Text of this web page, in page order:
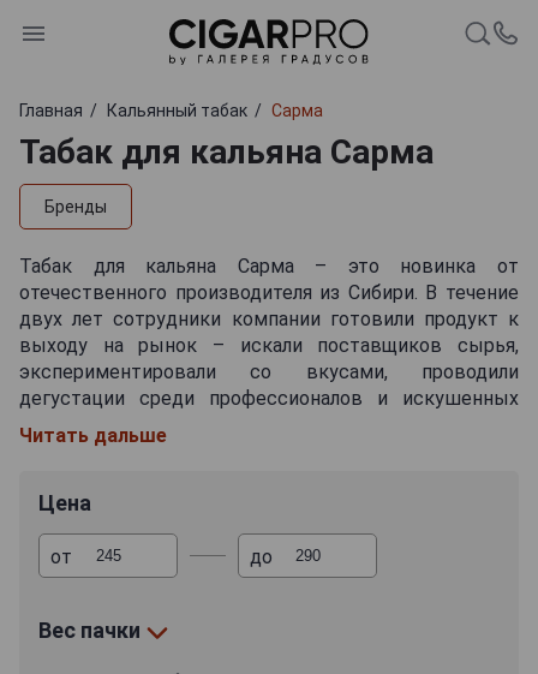
Главная Кальянный табак Сарма
Табак для кальяна Сарма
Бренды
Табак для кальяна Сарма – это новинка от
отечественного производителя из Сибири. В течение
двух лет сотрудники компании готовили продукт к
выходу на рынок – искали поставщиков сырья,
экспериментировали со вкусами, проводили
дегустации среди профессионалов и искушенных
ценителей, участвовали в выставках. После
тщательного отбора производитель заключил
штате Вирджиния, а в качестве основных
компонентов смеси были выбраны два сорта табака
– Burley для крепости и Virginia Gold для богатого
вкуса.
Кальянный табак Сарма обладает рядом
Читать дальше
Цена
от до
Вес пачки